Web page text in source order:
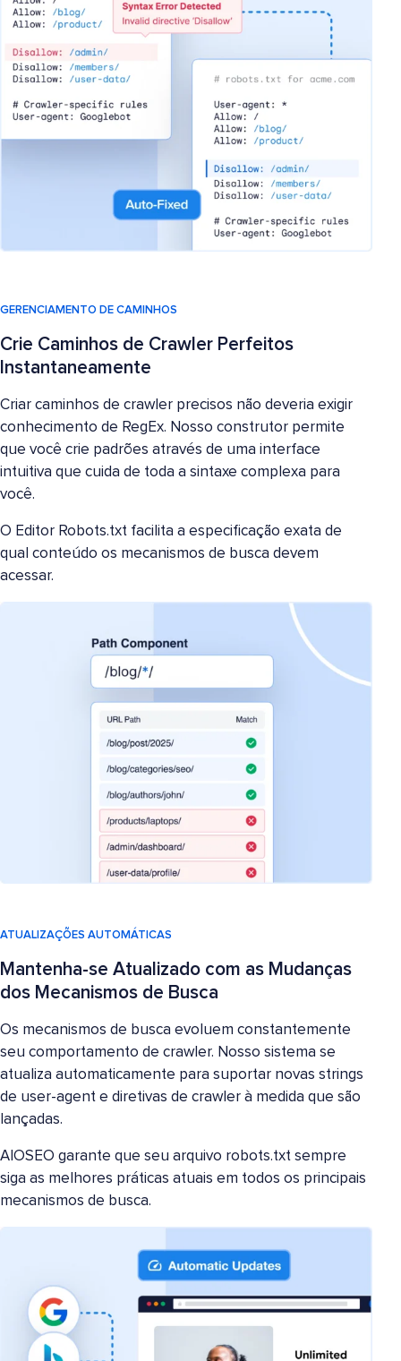
GERENCIAMENTO DE CAMINHOS
Crie Caminhos de Crawler Perfeitos
Instantaneamente
Criar caminhos de crawler precisos não deveria exigir
conhecimento de RegEx. Nosso construtor permite
que você crie padrões através de uma interface
intuitiva que cuida de toda a sintaxe complexa para
você.
O Editor Robots.txt facilita a especificação exata de
qual conteúdo os mecanismos de busca devem
acessar.
ATUALIZAÇÕES AUTOMÁTICAS
Mantenha-se Atualizado com as Mudanças
dos Mecanismos de Busca
Os mecanismos de busca evoluem constantemente
seu comportamento de crawler. Nosso sistema se
atualiza automaticamente para suportar novas strings
de user-agent e diretivas de crawler à medida que são
lançadas.
AIOSEO garante que seu arquivo robots.txt sempre
siga as melhores práticas atuais em todos os principais
mecanismos de busca.